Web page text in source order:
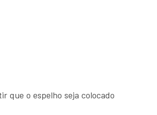
que o espelho seja colocado